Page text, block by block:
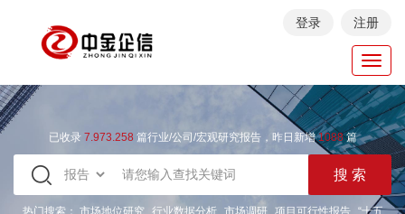
登录 注册
已收录 7.973.258 篇行业/公司/宏观研究报告，昨日新增1088篇
热门搜索： 市场地位研究 行业数据分析 市场调研 项目可行性报告
“十五